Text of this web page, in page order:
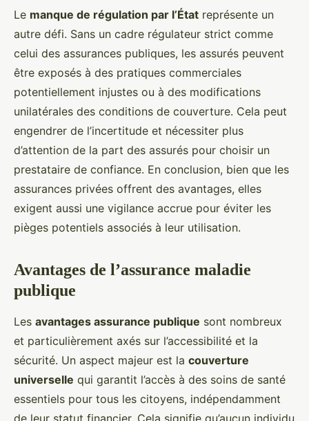
Le manque de régulation par l’État représente un
autre défi. Sans un cadre régulateur strict comme
celui des assurances publiques, les assurés peuvent
être exposés à des pratiques commerciales
potentiellement injustes ou à des modifications
unilatérales des conditions de couverture. Cela peut
engendrer de l’incertitude et nécessiter plus
d’attention de la part des assurés pour choisir un
prestataire de confiance. En conclusion, bien que les
assurances privées offrent des avantages, elles
exigent aussi une vigilance accrue pour éviter les
pièges potentiels associés à leur utilisation.
Avantages de l’assurance maladie
publique
Les avantages assurance publique sont nombreux
et particulièrement axés sur l’accessibilité et la
sécurité. Un aspect majeur est la couverture
universelle qui garantit l’accès à des soins de santé
essentiels pour tous les citoyens, indépendamment